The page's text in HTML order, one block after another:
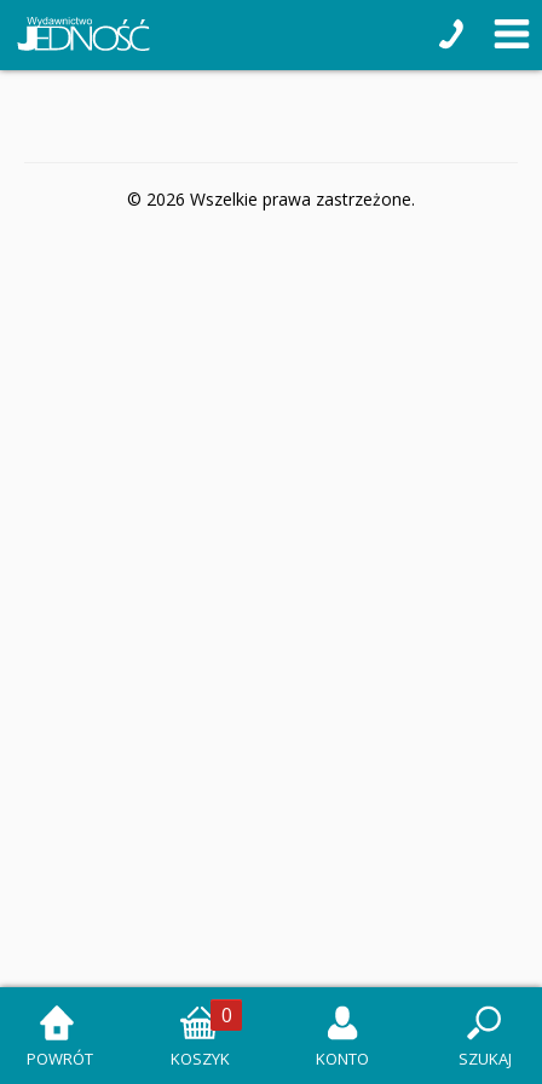
© 2026 Wszelkie prawa zastrzeżone.
POWRÓT
0
KOSZYK KONTO SZUKAJ